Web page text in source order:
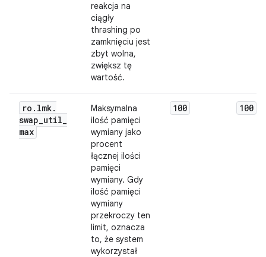
reakcja na
ciągły
thrashing po
zamknięciu jest
zbyt wolna,
zwiększ tę
wartość.
ro . lmk.
swap_util_
max
Maksymalna
ilość pamięci
wymiany jako
procent
łącznej ilości
pamięci
wymiany. Gdy
ilość pamięci
wymiany
przekroczy ten
limit, oznacza
to, że system
wykorzystał
100 100